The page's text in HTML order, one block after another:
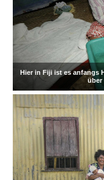
Hier in Fiji ist es anfangs
über